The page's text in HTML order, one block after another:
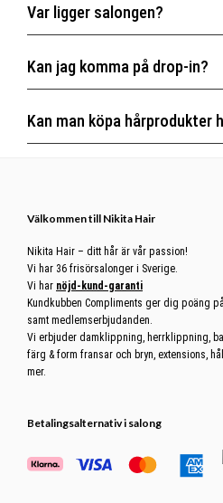
Var ligger salongen?
2ovanförFlying Tiger,
emot Deichmann.
Kan jag komma på drop-in?
Kan man köpa hårprodukter
Footer
Välkommen till Nikita Hair
Nikita Hair – ditt hår är vår passion!
Vi har 36 frisörsalonger i Sverige.
Vi har nöjd-kund-garanti
Kundkubben Compliments ger dig poäng
samt medlemserbjudanden.
Vi erbjuder damklippning, herrklippning,
färg & form fransar och bryn, extensions,
mer.
Betalingsalternativ i salong